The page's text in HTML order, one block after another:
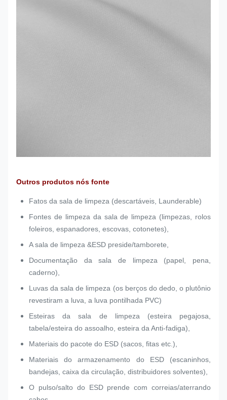
Outros produtos nós fonte
Fatos da sala de limpeza (descartáveis, Launderable)
Fontes de limpeza da sala de limpeza (limpezas, rolos
foleiros, espanadores, escovas, cotonetes),
A sala de limpeza &ESD preside/tamborete,
Documentação da sala de limpeza (papel, pena,
caderno),
Luvas da sala de limpeza (os berços do dedo, o plutônio
revestiram a luva, a luva pontilhada PVC)
Esteiras da sala de limpeza (esteira pegajosa,
tabela/esteira do assoalho, esteira da Anti-fadiga),
Materiais do pacote do ESD (sacos, fitas etc.),
Materiais do armazenamento do ESD (escaninhos,
bandejas, caixa da circulação, distribuidores solventes),
O pulso/salto do ESD prende com correias/aterrando